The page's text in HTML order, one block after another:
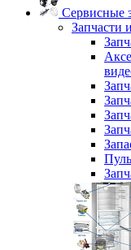
Сервисные
Запчасти